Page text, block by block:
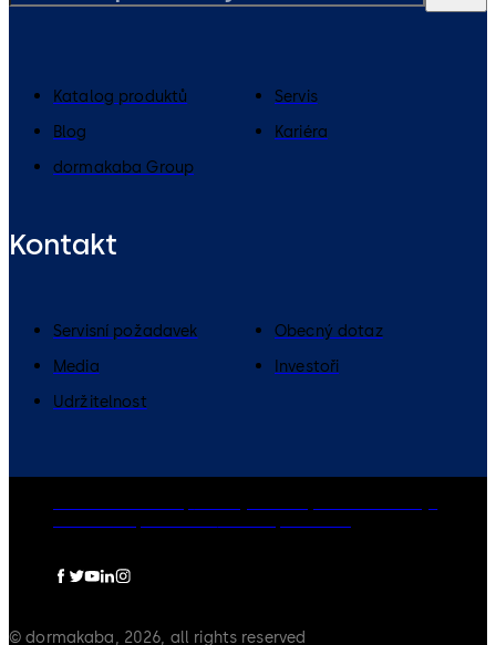
Katalog produktů
Servis
Blog
Kariéra
dormakaba Group
Kontakt
Servisní požadavek
Obecný dotaz
Media
Investoři
Udržitelnost
© dormakaba, 2026, all rights reserved